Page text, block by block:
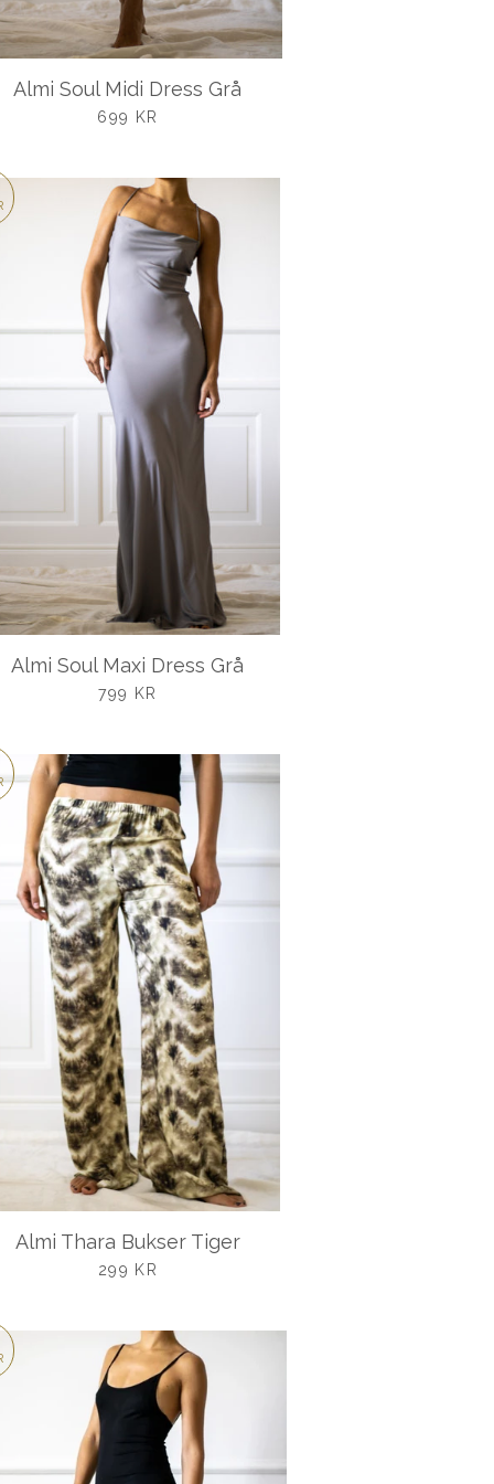
Almi Soul Midi Dress Grå
UDSALGSPRIS
699 KR
Almi Soul Maxi Dress Grå
UDSALGSPRIS
799 KR
Almi Thara Bukser Tiger
UDSALGSPRIS
299 KR